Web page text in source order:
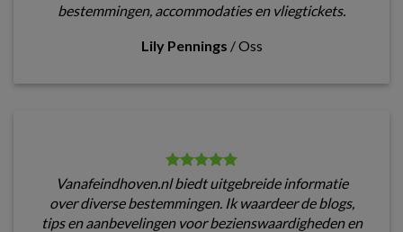
bestemmingen, accommodaties en vliegtickets.
Lily Pennings /Oss
Vanafeindhoven.nl biedt uitgebreide informatie
over diverse bestemmingen. Ik waardeer de blogs,
tips en aanbevelingen voor bezienswaardigheden en